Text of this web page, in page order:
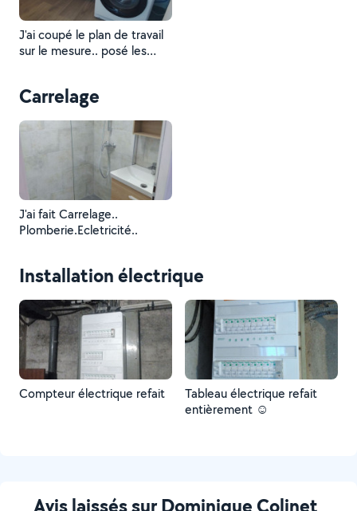
J'ai coupé le plan de travail
sur le mesure.. posé les
Carrelage
J'ai fait Carrelage..
Plomberie.Ecletricité..
Installation électrique
Compteur électrique refait
Tableau électrique refait
entièrement ☺️
Avis laissés sur Dominique Colinet